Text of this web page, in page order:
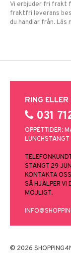
Vi erbjuder fri frakt
fraktfri leverans
du handlar från. Läs
RING
031
ÖPPETTIDER:
STÄNGT 29
KONTAKTA
SÅ HJÄLPER VI
MÖJLIGT.
© 2026